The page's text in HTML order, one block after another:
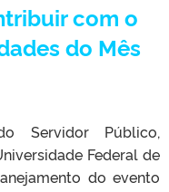
com o
do Mês
Servidor Público,
Federal de
do evento